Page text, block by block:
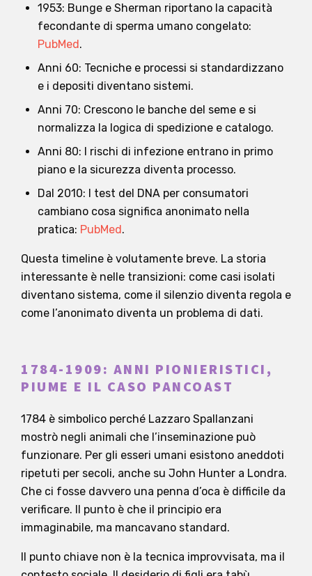
1953: Bunge e Sherman riportano la capacità
fecondante di sperma umano congelato:
PubMed.
Anni 60: Tecniche e processi si standardizzano
e i depositi diventano sistemi.
Anni 70: Crescono le banche del seme e si
normalizza la logica di spedizione e catalogo.
Anni 80: I rischi di infezione entrano in primo
piano e la sicurezza diventa processo.
Dal 2010: I test del DNA per consumatori
cambiano cosa significa anonimato nella
pratica: PubMed.
Questa timeline è volutamente breve. La storia
interessante è nelle transizioni: come casi isolati
diventano sistema, come il silenzio diventa regola e
come l’anonimato diventa un problema di dati.
1784-1909: ANNI PIONIERISTICI,
PIUME E IL CASO PANCOAST
1784 è simbolico perché Lazzaro Spallanzani
mostrò negli animali che l’inseminazione può
funzionare. Per gli esseri umani esistono aneddoti
ripetuti per secoli, anche su John Hunter a Londra.
Che ci fosse davvero una penna d’oca è difficile da
verificare. Il punto è che il principio era
immaginabile, ma mancavano standard.
Il punto chiave non è la tecnica improvvisata, ma il